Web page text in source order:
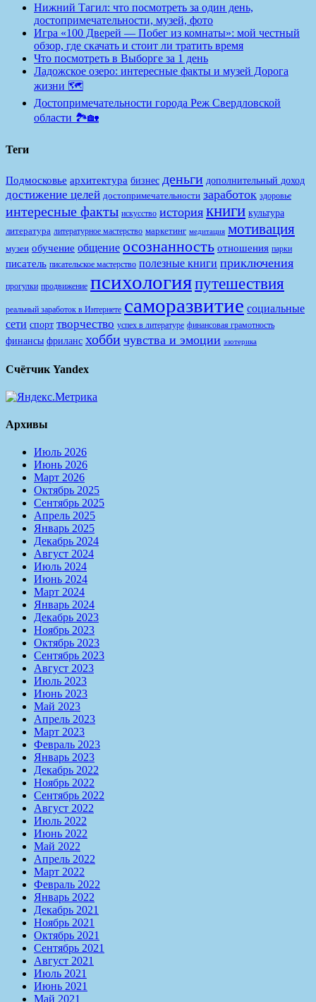
Нижний Тагил: что посмотреть за один день,
достопримечательности, музей, фото
Игра «100 Дверей — Побег из комнаты»: мой честный
обзор, где скачать и стоит ли тратить время
Что посмотреть в Выборге за 1 день
Ладожское озеро: интересные факты и музей Дорога
жизни 🗺️
Достопримечательности города Реж Свердловской
области 🏞️🏡
Теги
Подмосковье архитектура бизнес деньги дополнительный доход
достижение целей достопримечательности заработок здоровье
интересные факты искусство история книги культура
литература литературное мастерство маркетинг медитация мотивация
музеи обучение общение осознанность отношения парки
писатель писательское мастерство полезные книги приключения
прогулки продвижение психологияпутешествия
реальный заработок в Интернете саморазвитие социальные
сети спорт творчество успех в литературе финансовая грамотность
финансы фриланс хобби чувства и эмоции эзотерика
Счётчик Yandex
Архивы
Июль 2026
Июнь 2026
Март 2026
Октябрь 2025
Сентябрь 2025
Апрель 2025
Январь 2025
Декабрь 2024
Август 2024
Июль 2024
Июнь 2024
Март 2024
Январь 2024
Декабрь 2023
Ноябрь 2023
Октябрь 2023
Сентябрь 2023
Август 2023
Июль 2023
Июнь 2023
Май 2023
Апрель 2023
Март 2023
Февраль 2023
Январь 2023
Декабрь 2022
Ноябрь 2022
Сентябрь 2022
Август 2022
Июль 2022
Июнь 2022
Май 2022
Апрель 2022
Март 2022
Февраль 2022
Январь 2022
Декабрь 2021
Ноябрь 2021
Октябрь 2021
Сентябрь 2021
Август 2021
Июль 2021
Июнь 2021
Май 2021